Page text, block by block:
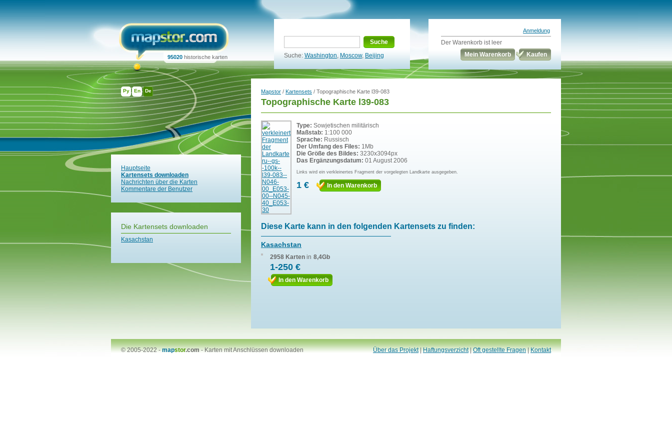
Ру En De
95020 historische karten
Suche
Suche: Washington, Moscow, Beijing
Anmeldung
Der Warenkorb ist leer
Mein Warenkorb
Kaufen
Hauptseite
Kartensets downloaden
Nachrichten über die Karten
Kommentare der Benutzer
Die Kartensets downloaden
Kasachstan
Mapstor / Kartensets / Topographische Karte l39-083
Topographische Karte l39-083
Type: Sowjetischen militärisch
Maßstab: 1:100 000
Sprache: Russisch
Der Umfang des Files: 1Mb
Die Größe des Bildes: 3230x3094px
Das Ergänzungsdatum: 01 August 2006
Links wird ein verkleinertes Fragment der vorgelegten Landkarte ausgegeben.
1 € In den Warenkorb
Diese Karte kann in den folgenden Kartensets zu finden:
Kasachstan
2958 Karten in 8,4Gb
1-250 €
In den Warenkorb
© 2005-2022 -mapstor.com-Karten mit Anschlüssen downloaden Über das Projekt|Haftungsverzicht|Oft gestellte Fragen|Kontakt